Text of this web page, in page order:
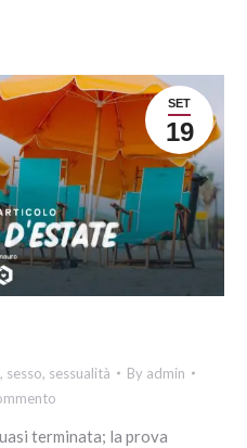
SET
19
, sesso, sessualità By admin
terminata; la prova